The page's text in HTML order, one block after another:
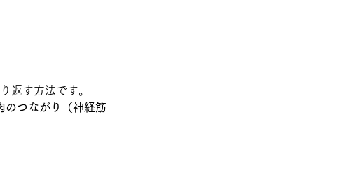
返す方法です。
つながり（神経筋